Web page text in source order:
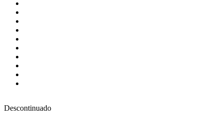
Descontinuado